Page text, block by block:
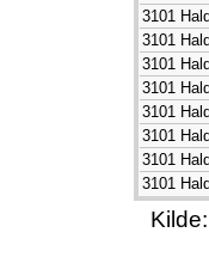
3101
3101
3101
3101
3101
3101
3101
3101